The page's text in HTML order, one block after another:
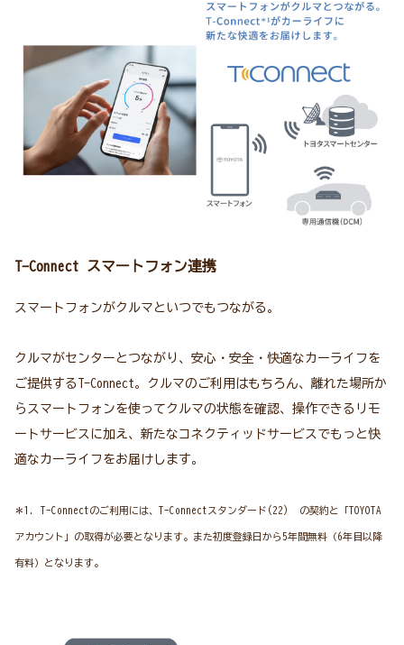
T-Connect スマートフォン連携
スマートフォンがクルマといつでもつながる。
クルマがセンターとつながり、安心・安全・快適なカーライフを
ご提供するT-Connect。クルマのご利用はもちろん、離れた場所か
らスマートフォンを使ってクルマの状態を確認、操作できるリモ
ートサービスに加え、新たなコネクティッドサービスでもっと快
適なカーライフをお届けします。
＊1. T-Connectのご利用には、T-Connectスタンダード(22) の契約と「TOYOTA
アカウント」の取得が必要となります。また初度登録日から5年間無料（6年目以降
有料）となります。